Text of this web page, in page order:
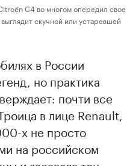
C4 во многом опередил свое
скучной или устаревшей
в России
но практика
почти все
в лице Renault,
х не просто
на российском